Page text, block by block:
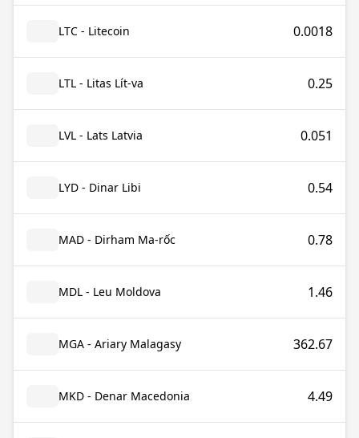
LTC - Litecoin 0.0018
LTL - Litas Lít-va 0.25
LVL - Lats Latvia 0.051
LYD - Dinar Libi 0.54
MAD - Dirham Ma-rốc 0.78
MDL - Leu Moldova 1.46
MGA - Ariary Malagasy 362.67
MKD - Denar Macedonia 4.49